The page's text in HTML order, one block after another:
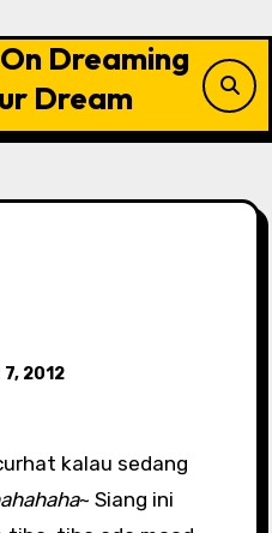
Dreaming
Dream
2012
~ Siang ini